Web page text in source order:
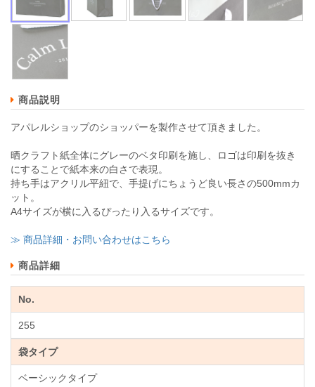
商品説明
アパレルショップのショッパーを製作させて頂きました。
晒クラフト紙全体にグレーのベタ印刷を施し、ロゴは印刷を抜き
にすることで紙本来の白さで表現。
持ち手はアクリル平紐で、手提げにちょうど良い長さの500mmカ
ット。
A4サイズが横に入るぴったり入るサイズです。
≫ 商品詳細・お問い合わせはこちら
商品詳細
No.
255
袋タイプ
ベーシックタイプ